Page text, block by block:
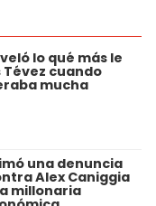
lo qué más le
cuando
mucha
una denuncia
Alex Caniggia
millonaria